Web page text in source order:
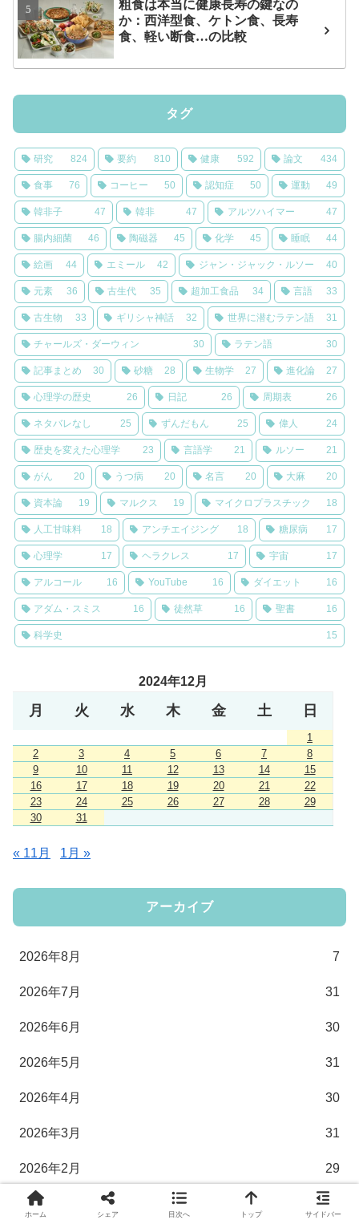
粗食は本当に健康長寿の鍵なの
か：西洋型食、ケトン食、長寿
食、軽い断食…の比較
タグ
研究 824 要約 810 健康 592 論文 434
食事 76 コーヒー 50 認知症 50 運動 49
韓非子 47 韓非 47 アルツハイマー 47
腸内細菌 46 陶磁器 45 化学 45 睡眠 44
絵画 44 エミール 42 ジャン・ジャック・ルソー 40
元素 36 古生代 35 超加工食品 34 言語 33
古生物 33 ギリシャ神話 32 世界に潜むラテン語 31
チャールズ・ダーウィン 30 ラテン語 30
記事まとめ 30 砂糖 28 生物学 27 進化論 27
心理学の歴史 26 日記 26 周期表 26
ネタバレなし 25 ずんだもん 25 偉人 24
歴史を変えた心理学 23 言語学 21 ルソー 21
がん 20 うつ病 20 名言 20 大麻 20
資本論 19 マルクス 19 マイクロプラスチック 18
人工甘味料 18 アンチエイジング 18 糖尿病 17
心理学 17 ヘラクレス 17 宇宙 17
アルコール 16 YouTube 16 ダイエット 16
アダム・スミス 16 徒然草 16 聖書 16
科学史 15
2024年12月
月 火 水 木 金 土 日
1
2
3 4 5 6 7
8
9
10 11 12 13 14
15
16
17 18 19 20 21
22
23
24 25 26 27 28
29
30
31
« 11月 1月 »
アーカイブ
2026年8月 7
2026年7月 31
2026年6月 30
2026年5月 31
2026年4月 30
2026年3月 31
2026年2月 29
2026年1月 31
ホーム シェア 目次へ トップ サイドバー